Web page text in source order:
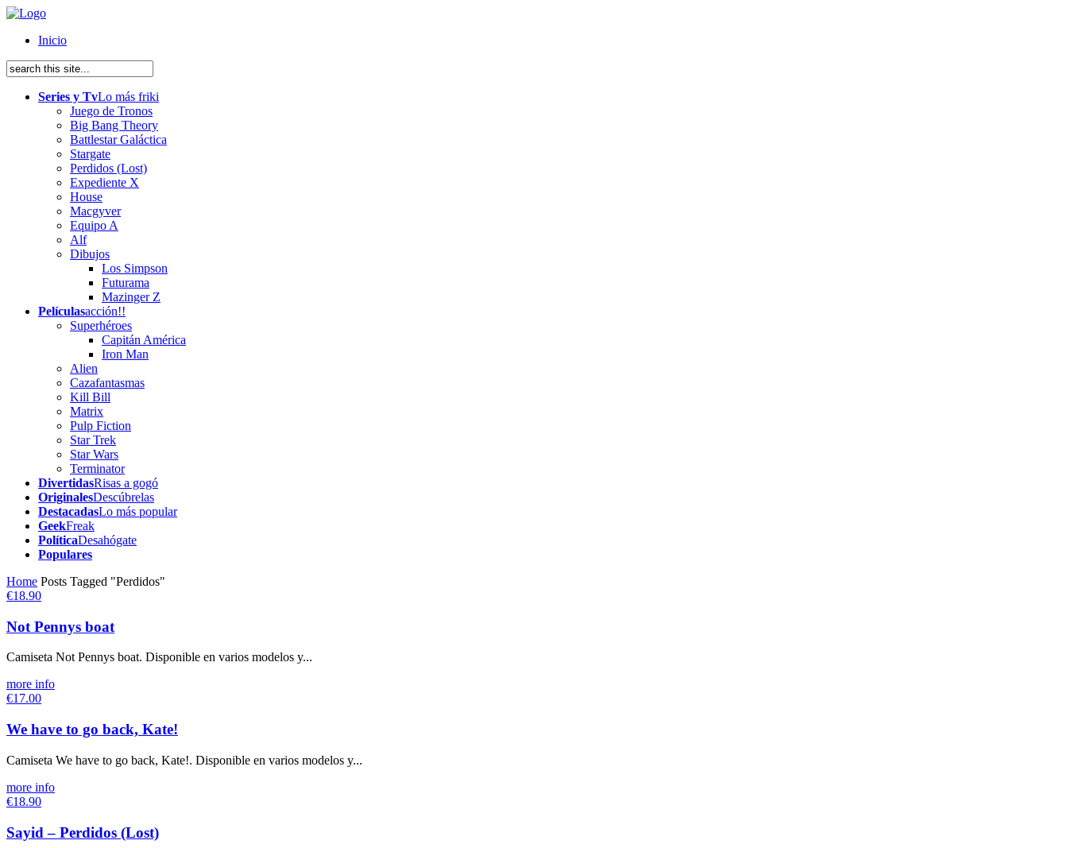
Inicio
Series y TvLo más friki
Juego de Tronos
Big Bang Theory
Battlestar Galáctica
Stargate
Perdidos (Lost)
Expediente X
House
Macgyver
Equipo A
Alf
Dibujos
Los Simpson
Futurama
Mazinger Z
Películasacción!!
Superhéroes
Capitán América
Iron Man
Alien
Cazafantasmas
Kill Bill
Matrix
Pulp Fiction
Star Trek
Star Wars
Terminator
DivertidasRisas a gogó
OriginalesDescúbrelas
DestacadasLo más popular
GeekFreak
PolíticaDesahógate
Populares
Home Posts Tagged "Perdidos"
€18.90
Not Pennys boat
Camiseta Not Pennys boat. Disponible en varios modelos y...
more info
€17.00
We have to go back, Kate!
Camiseta We have to go back, Kate!. Disponible en varios modelos y...
more info
€18.90
Sayid – Perdidos (Lost)